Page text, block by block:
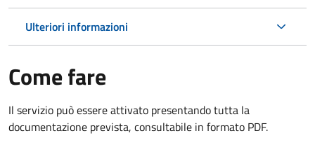
Ulteriori informazioni
Come fare
Il servizio può essere attivato presentando tutta la
documentazione prevista, consultabile in formato PDF.